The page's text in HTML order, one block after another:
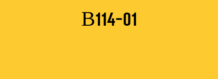
B114-01